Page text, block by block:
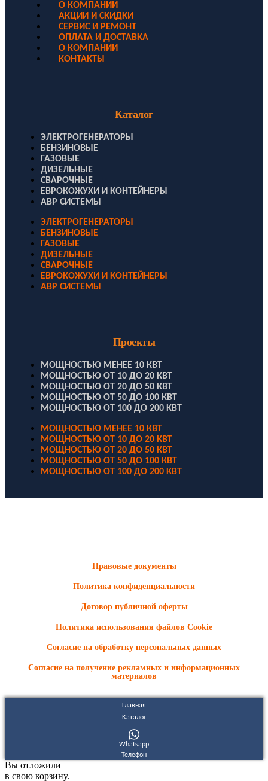
О КОМПАНИИ
АКЦИИ И СКИДКИ
СЕРВИС И РЕМОНТ
ОПЛАТА И ДОСТАВКА
О КОМПАНИИ
КОНТАКТЫ
Каталог
ЭЛЕКТРОГЕНЕРАТОРЫ
БЕНЗИНОВЫЕ
ГАЗОВЫЕ
ДИЗЕЛЬНЫЕ
СВАРОЧНЫЕ
ЕВРОКОЖУХИ И КОНТЕЙНЕРЫ
АВР СИСТЕМЫ
ЭЛЕКТРОГЕНЕРАТОРЫ
БЕНЗИНОВЫЕ
ГАЗОВЫЕ
ДИЗЕЛЬНЫЕ
СВАРОЧНЫЕ
ЕВРОКОЖУХИ И КОНТЕЙНЕРЫ
АВР СИСТЕМЫ
Проекты
МОЩНОСТЬЮ МЕНЕЕ 10 КВТ
МОЩНОСТЬЮ ОТ 10 ДО 20 КВТ
МОЩНОСТЬЮ ОТ 20 ДО 50 КВТ
МОЩНОСТЬЮ ОТ 50 ДО 100 КВТ
МОЩНОСТЬЮ ОТ 100 ДО 200 КВТ
МОЩНОСТЬЮ МЕНЕЕ 10 КВТ
МОЩНОСТЬЮ ОТ 10 ДО 20 КВТ
МОЩНОСТЬЮ ОТ 20 ДО 50 КВТ
МОЩНОСТЬЮ ОТ 50 ДО 100 КВТ
МОЩНОСТЬЮ ОТ 100 ДО 200 КВТ
Правовые документы
Политика конфиденциальности
Договор публичной оферты
Политика использования файлов Cookie
Согласие на обработку персональных данных
Согласие на получение рекламных и информационных
материалов
Главная
Каталог
Whatsapp
Телефон
Вы отложили
в свою корзину.